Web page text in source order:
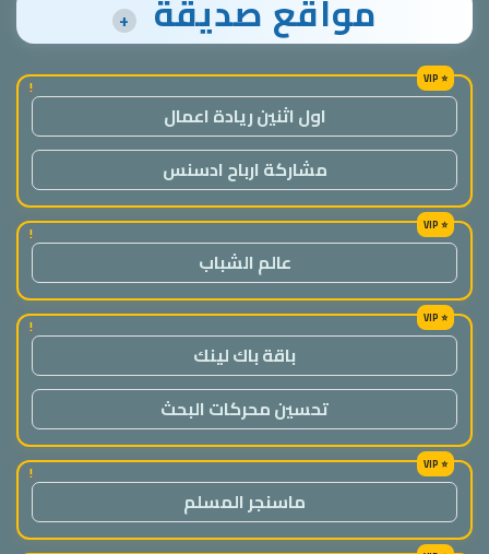
مواقع صديقة +
!
اول اثنين ريادة اعمال
مشاركة ارباح ادسنس
!
عالم الشباب
!
باقة باك لينك
تحسين محركات البحث
!
ماسنجر المسلم